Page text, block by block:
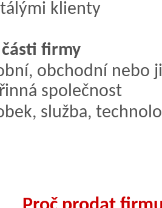
klienty
části firmy
obchodní nebo
společnost
služba,